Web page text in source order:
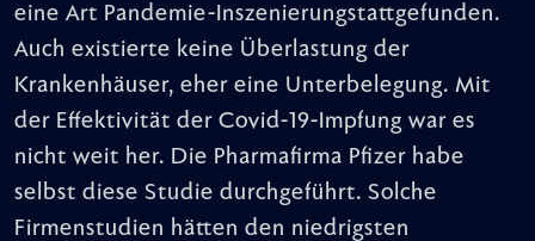
eine Art Pandemie-Inszenierungstattgefunden.
Auch existierte keine Überlastung der
Krankenhäuser, eher eine Unterbelegung. Mit
der Effektivität der Covid-19-Impfung war es
nicht weit her. Die Pharmafirma Pfizer habe
selbst diese Studie durchgeführt. Solche
Firmenstudien hätten den niedrigsten